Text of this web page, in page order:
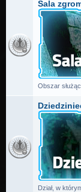
Sala
Obszar
Dział, w